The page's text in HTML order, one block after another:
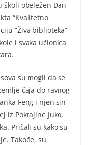
školi obeležen Dan
“Kvalitetno
“Živa biblioteka”-
i svaka učionica
su mogli da se
čaja do ravnog
Feng i njen sin
iz Pokrajine Juko,
Pričali su kako su
Takođe, su